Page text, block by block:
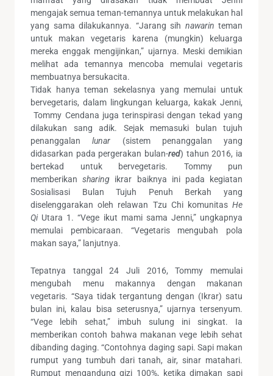
mengajak semua teman-temannya untuk melakukan hal
yang sama dilakukannya. “Jarang sih nawarin teman
untuk makan vegetaris karena (mungkin) keluarga
mereka enggak mengijinkan,” ujarnya. Meski demikian
melihat ada temannya mencoba memulai vegetaris
membuatnya bersukacita.
Tidak hanya teman sekelasnya yang memulai untuk
bervegetaris, dalam lingkungan keluarga, kakak Jenni,
Tommy Cendana juga terinspirasi dengan tekad yang
dilakukan sang adik. Sejak memasuki bulan tujuh
penanggalanlunar (sistem penanggalan yang
didasarkan pada pergerakan bulan-red) tahun 2016, ia
bertekad untuk bervegetaris. Tommy pun
memberikansharing ikrar baiknya ini pada kegiatan
Sosialisasi Bulan Tujuh Penuh Berkah yang
diselenggarakan oleh relawan Tzu Chi komunitas He
QiUtara 1. “Vege ikut mami sama Jenni,” ungkapnya
memulai pembicaraan. “Vegetaris mengubah pola
makan saya,” lanjutnya.
Tepatnya tanggal 24 Juli 2016, Tommy memulai
mengubah menu makannya dengan makanan
vegetaris. “Saya tidak tergantung dengan (Ikrar) satu
bulan ini, kalau bisa seterusnya,” ujarnya tersenyum.
“Vege lebih sehat,” imbuh sulung ini singkat. Ia
memberikan contoh bahwa makanan vege lebih sehat
dibanding daging. “Contohnya daging sapi. Sapi makan
rumput yang tumbuh dari tanah, air, sinar matahari.
Rumput mengandung gizi 100%, ketika dimakan sapi